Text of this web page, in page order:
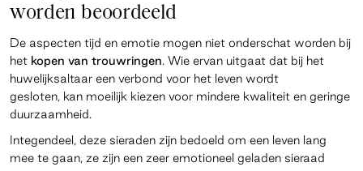
worden beoordeeld
De aspecten tijd en emotie mogen niet onderschat worden bij
het kopen van trouwringen. Wie ervan uitgaat dat bij het
huwelijksaltaar een verbond voor het leven wordt
gesloten, kan moeilijk kiezen voor mindere kwaliteit en geringe
duurzaamheid.
Integendeel, deze sieraden zijn bedoeld om een leven lang
mee te gaan, ze zijn een zeer emotioneel geladen sieraad